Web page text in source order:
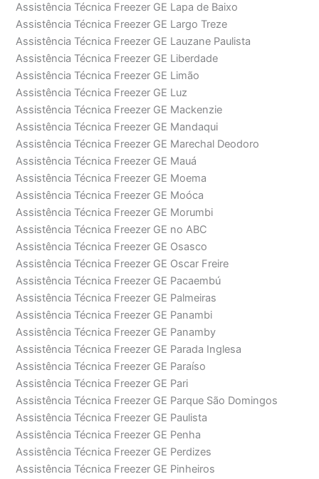
Assistência Técnica Freezer GE Lapa de Baixo
Assistência Técnica Freezer GE Largo Treze
Assistência Técnica Freezer GE Lauzane Paulista
Assistência Técnica Freezer GE Liberdade
Assistência Técnica Freezer GE Limão
Assistência Técnica Freezer GE Luz
Assistência Técnica Freezer GE Mackenzie
Assistência Técnica Freezer GE Mandaqui
Assistência Técnica Freezer GE Marechal Deodoro
Assistência Técnica Freezer GE Mauá
Assistência Técnica Freezer GE Moema
Assistência Técnica Freezer GE Moóca
Assistência Técnica Freezer GE Morumbi
Assistência Técnica Freezer GE no ABC
Assistência Técnica Freezer GE Osasco
Assistência Técnica Freezer GE Oscar Freire
Assistência Técnica Freezer GE Pacaembú
Assistência Técnica Freezer GE Palmeiras
Assistência Técnica Freezer GE Panambi
Assistência Técnica Freezer GE Panamby
Assistência Técnica Freezer GE Parada Inglesa
Assistência Técnica Freezer GE Paraíso
Assistência Técnica Freezer GE Pari
Assistência Técnica Freezer GE Parque São Domingos
Assistência Técnica Freezer GE Paulista
Assistência Técnica Freezer GE Penha
Assistência Técnica Freezer GE Perdizes
Assistência Técnica Freezer GE Pinheiros